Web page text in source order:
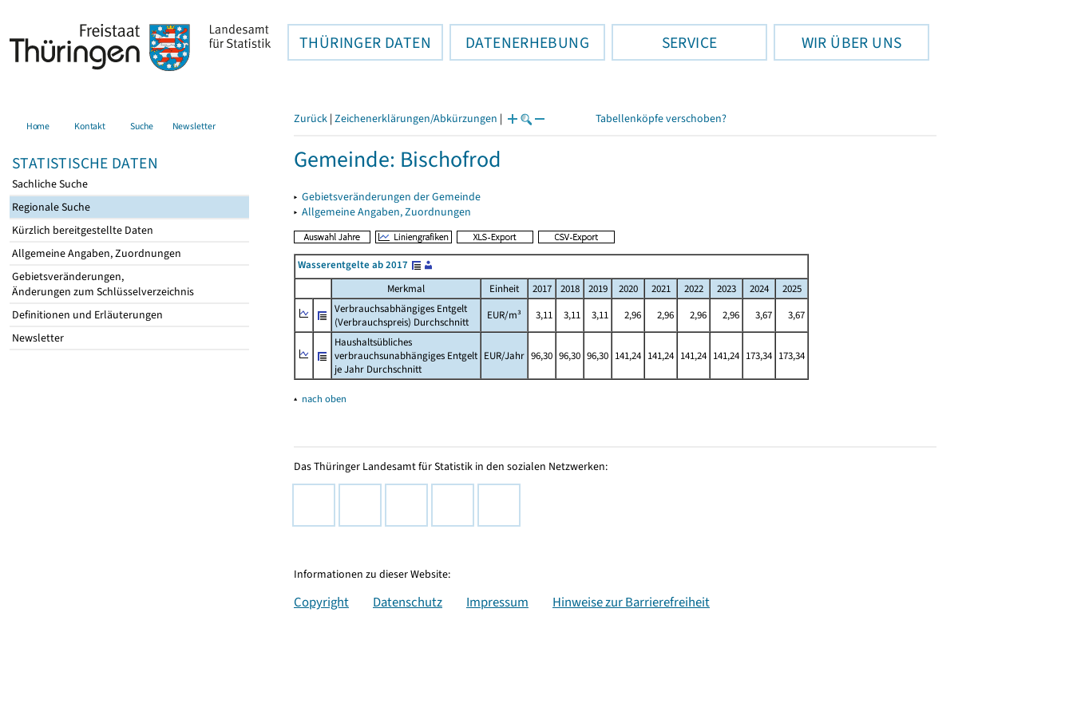
THÜRINGER DATEN DATENERHEBUNG SERVICE WIR ÜBER UNS
Home Kontakt Suche Newsletter
STATISTISCHE DATEN
Sachliche Suche
Regionale Suche
Kürzlich bereitgestellte Daten
Allgemeine Angaben, Zuordnungen
Gebietsveränderungen,
Änderungen zum Schlüsselverzeichnis
Definitionen und Erläuterungen
Newsletter
Zurück | Zeichenerklärungen/Abkürzungen | Tabellenköpfe verschoben?
Gemeinde: Bischofrod
▸ Gebietsveränderungen der Gemeinde
▸ Allgemeine Angaben, Zuordnungen
Wasserentgelte ab 2017
Merkmal
Einheit 2017 2018 2019 2020 2021 2022 2023 2024
2025
Verbrauchsabhängiges Entgelt
(Verbrauchspreis) Durchschnitt
EUR/m³ 3,11 3,11 3,11 2,96 2,96 2,96 2,96 3,67
3,67
Haushaltsübliches
verbrauchsunabhängiges Entgelt
je Jahr Durchschnitt
EUR/Jahr 96,30 96,30 96,30 141,24 141,24 141,24 141,24 173,34 173,34
▴ nach oben
Das Thüringer Landesamt für Statistik in den sozialen Netzwerken:
Informationen zu dieser Website:
Copyright Datenschutz Impressum Hinweise zur Barrierefreiheit